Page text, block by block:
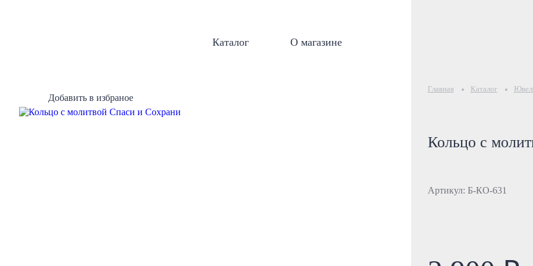
Каталог О магазине
Добавить в избраное
Главная Каталог
Кольцо с
Артикул: Б-КО-631